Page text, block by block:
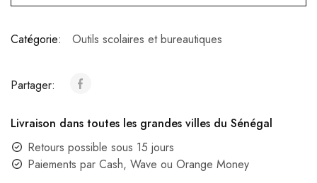
Catégorie: Outils scolaires et bureautiques
Partager:
Livraison dans toutes les grandes villes du Sénégal
Retours possible sous 15 jours
Paiements par Cash, Wave ou Orange Money